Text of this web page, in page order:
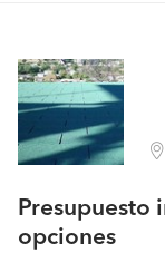
Presupuesto
opciones